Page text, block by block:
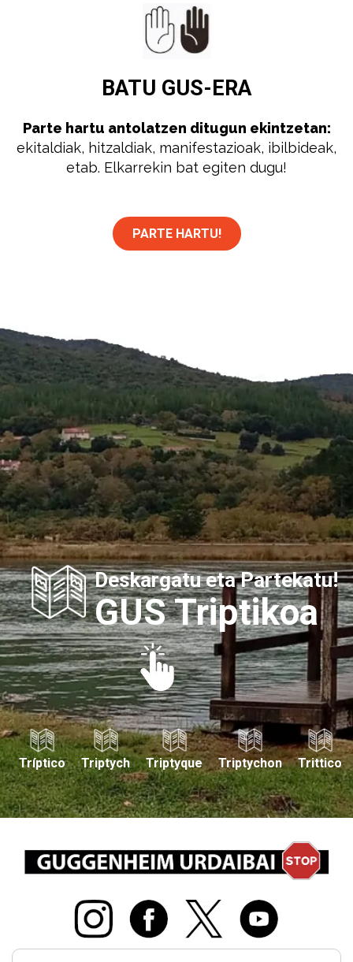
BATU GUS-ERA
Parte hartu antolatzen ditugun ekintzetan:
ekitaldiak, hitzaldiak, manifestazioak, ibilbideak,
etab. Elkarrekin bat egiten dugu!
PARTE HARTU!
Deskargatu eta Partekatu!
GUS Triptikoa
Tríptico Triptych Triptyque Triptychon Trittico